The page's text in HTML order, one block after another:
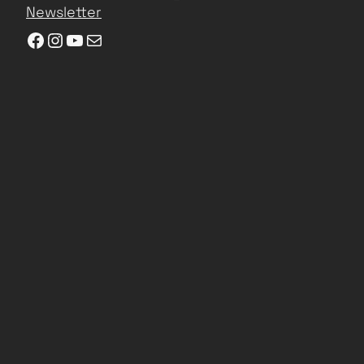
Newsletter
Facebook
Instagram
YouTube
E-Mail